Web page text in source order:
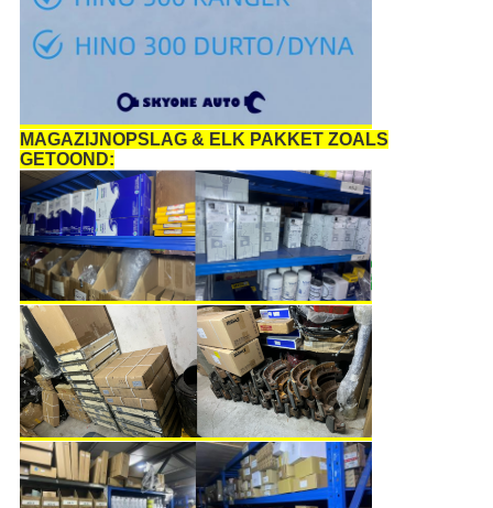
MAGAZIJNOPSLAG & ELK PAKKET ZOALS
GETOOND: